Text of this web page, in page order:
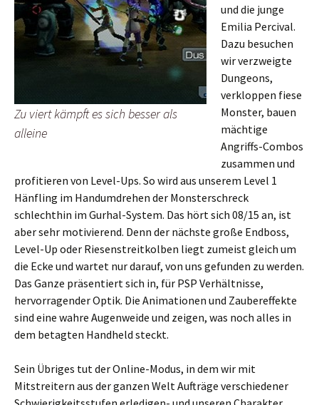
Zu viert kämpft es sich besser als
alleine
und die junge
Emilia Percival.
Dazu besuchen
wir verzweigte
Dungeons,
verkloppen fiese
Monster, bauen
mächtige
Angriffs-Combos
zusammen und
profitieren von Level-Ups. So wird aus unserem Level 1
Hänfling im Handumdrehen der Monsterschreck
schlechthin im Gurhal-System. Das hört sich 08/15 an, ist
aber sehr motivierend. Denn der nächste große Endboss,
Level-Up oder Riesenstreitkolben liegt zumeist gleich um
die Ecke und wartet nur darauf, von uns gefunden zu werden.
Das Ganze präsentiert sich in, für PSP Verhältnisse,
hervorragender Optik. Die Animationen und Zaubereffekte
sind eine wahre Augenweide und zeigen, was noch alles in
dem betagten Handheld steckt.
Sein Übriges tut der Online-Modus, in dem wir mit
Mitstreitern aus der ganzen Welt Aufträge verschiedener